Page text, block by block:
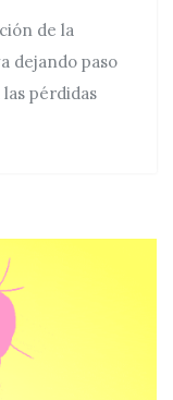
de la
dejando paso
pérdidas